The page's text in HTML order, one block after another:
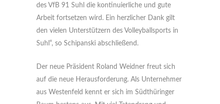
des VfB 91 Suhl die kontinuierliche und gute
Arbeit fortsetzen wird. Ein herzlicher Dank gilt
den vielen Unterstützern des Volleyballsports in
Suhl“, so Schipanski abschließend.
Der neue Präsident Roland Weidner freut sich
auf die neue Herausforderung. Als Unternehmer
aus Westenfeld kennt er sich im Südthüringer